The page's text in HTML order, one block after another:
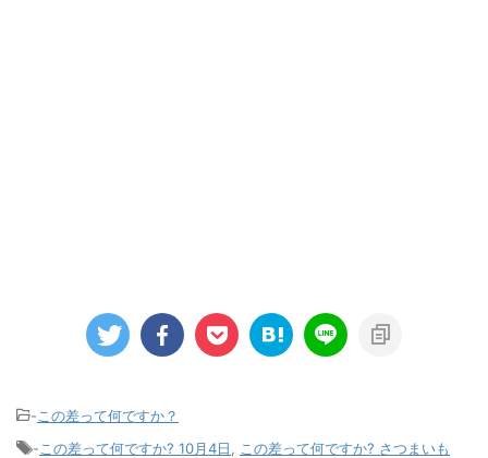
- この差って何ですか？
- この差って何ですか? 10月4日 この差って何ですか? さつまいも